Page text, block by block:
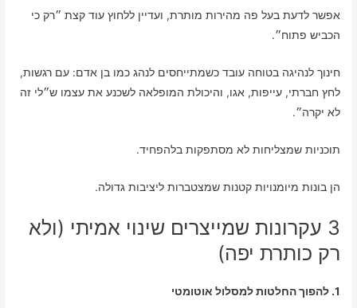
אפשר לדעת בעל פה מהירות מותרת, ועדיין ללחוץ עוד קצת ״רק כי
הכביש פתוח״.
חינוך לנהיגה בטוחה עובד כשמתייחסים לנהג כמו בן אדם: עם רגשות,
לחץ חברתי, עייפות, אגו, והיכולת המופלאה לשכנע את עצמו ש״לי זה
לא יקרה״.
תוכניות שמצליחות לא מסתפקות בלהפחיד.
הן בונות מיומנויות קטנות שמצטברות ליציבות גדולה.
3 עקרונות שמייצרים שינוי אמיתי (ולא
רק כותרת יפה)
1. להפוך החלטות למסלול אוטומטי